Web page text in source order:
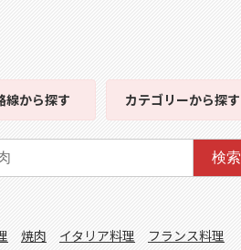
線から探す カテゴリーから探す
検索
焼肉 イタリア料理
フランス料理